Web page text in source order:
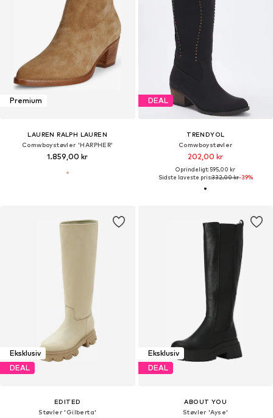
Premium
LAUREN RALPH LAUREN
Comwboystøvler 'HARPHER'
1.859,00 kr
DEAL
TRENDYOL
Comwboystøvler
202,00 kr
Oprindeligt: 595,00 kr
Sidste laveste pris:332,00 kr-39%
Eksklusiv
DEAL
EDITED
Støvler 'Gilberta'
Eksklusiv
DEAL
ABOUT YOU
Støvler 'Ayse'